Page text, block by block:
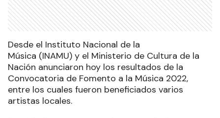
Desde el Instituto Nacional de la
Música (INAMU) y el Ministerio de Cultura de la
Nación anunciaron hoy los resultados de la
Convocatoria de Fomento a la Música 2022,
entre los cuales fueron beneficiados varios
artistas locales.